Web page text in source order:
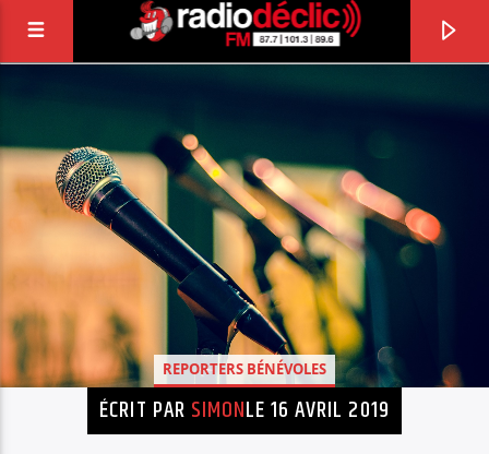
RADIO DÉCLIC
VOTRE RADIO ASSOCIATIVE EN TERRES DE
LORRAINE
REPORTERS BÉNÉVOLES
ÉCRIT PAR SIMONLE 16 AVRIL 2019